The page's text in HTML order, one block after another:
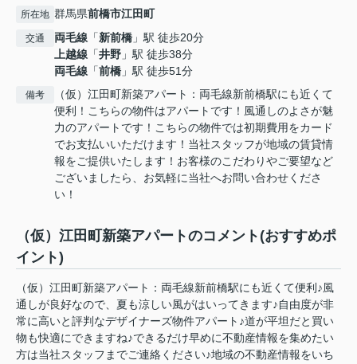
所在地 群馬県前橋市江田町
交通 両毛線 「新前橋 」駅 徒歩20分
上越線 「井野 」駅 徒歩38分
両毛線 「前橋 」駅 徒歩51分
備考
（仮）江田町新築アパート：両毛線新前橋駅にも近くて
便利！こちらの物件はアパートです！風通しのよさが魅
力のアパートです！こちらの物件では初期費用をカード
でお支払いいただけます！当社スタッフが地域の賃貸情
報をご提供いたします！お客様のこだわりやご要望など
ございましたら、お気軽に当社へお問い合わせくださ
い！
（仮）江田町新築アパートのコメント(おすすめポ
イント)
（仮）江田町新築アパート：両毛線新前橋駅にも近くて便利♪風
通しが良好なので、夏も涼しい風がはいってきます♪自由度が非
常に高いと評判なデザイナーズ物件アパート♪道が平坦だと買い
物も快適にできますね♪できるだけ早めに不動産情報を集めたい
方は当社スタッフまでご連絡ください♪地域の不動産情報をいち